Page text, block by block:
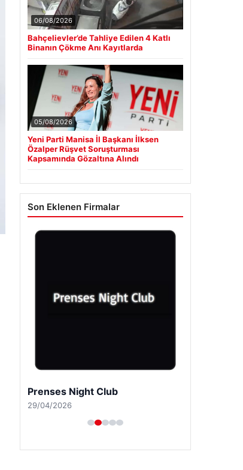
06/08/2026
Bahçelievler’de Tahliye Edilen 4 Katlı
Binanın Çökme Anı Kayıtlarda
05/08/2026
Yeni Parti Manisa İl Başkanı İlksen
Özalper Rüşvet Soruşturması
Kapsamında Gözaltına Alındı
Son Eklenen Firmalar
Prenses Night Club
29/04/2026